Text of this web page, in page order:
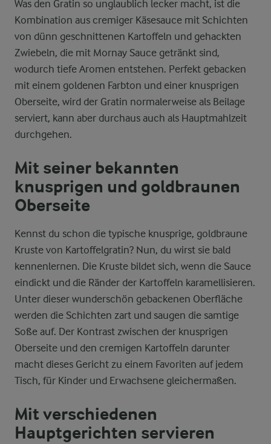
Was den Gratin so unglaublich lecker macht, ist die
Kombination aus cremiger Käsesauce mit Schichten
von dünn geschnittenen Kartoffeln und gehackten
Zwiebeln, die mit Mornay Sauce getränkt sind,
wodurch tiefe Aromen entstehen. Perfekt gebacken
mit einem goldenen Farbton und einer knusprigen
Oberseite, wird der Gratin normalerweise als Beilage
serviert, kann aber durchaus auch als Hauptmahlzeit
durchgehen.
Mit seiner bekannten
knusprigen und goldbraunen
Oberseite
Kennst du schon die typische knusprige, goldbraune
Kruste von Kartoffelgratin? Nun, du wirst sie bald
kennenlernen. Die Kruste bildet sich, wenn die Sauce
eindickt und die Ränder der Kartoffeln karamellisieren.
Unter dieser wunderschön gebackenen Oberfläche
werden die Schichten zart und saugen die samtige
Soße auf. Der Kontrast zwischen der knusprigen
Oberseite und den cremigen Kartoffeln darunter
macht dieses Gericht zu einem Favoriten auf jedem
Tisch, für Kinder und Erwachsene gleichermaßen.
Mit verschiedenen
Hauptgerichten servieren